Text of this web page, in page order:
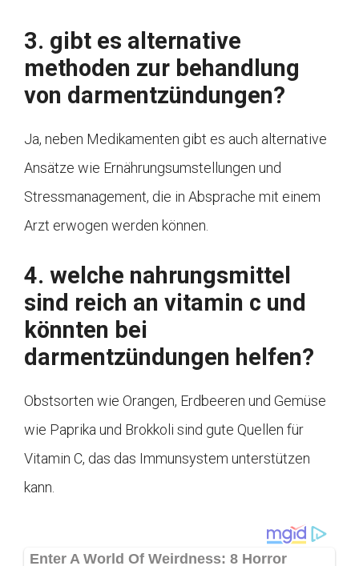
3. gibt es alternative
methoden zur behandlung
von darmentzündungen?
Ja, neben Medikamenten gibt es auch alternative
Ansätze wie Ernährungsumstellungen und
Stressmanagement, die in Absprache mit einem
Arzt erwogen werden können.
4. welche nahrungsmittel
sind reich an vitamin c und
könnten bei
darmentzündungen helfen?
Obstsorten wie Orangen, Erdbeeren und Gemüse
wie Paprika und Brokkoli sind gute Quellen für
Vitamin C, das das Immunsystem unterstützen
kann.